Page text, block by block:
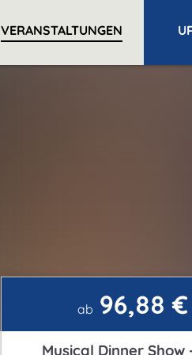
VERANSTALTUNGEN
ab 96,88 €
Musical Dinner Show